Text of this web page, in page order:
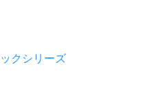
クシリーズ